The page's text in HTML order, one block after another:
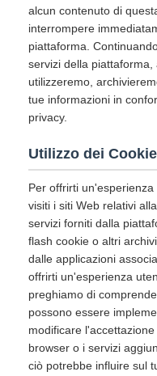
alcun contenuto di
interrompere
piattaforma.
servizi della piattaforma,
utilizzeremo,
tue informazioni in
privacy.
Utilizzo dei Cookie
Per offrirti
visiti i siti Web relativi
servizi forniti dalla
flash cookie o altri
dalle applicazioni
offrirti un'esperienza
preghiamo di
possono essere
modificare
browser o i servizi
ciò potrebbe influire sul